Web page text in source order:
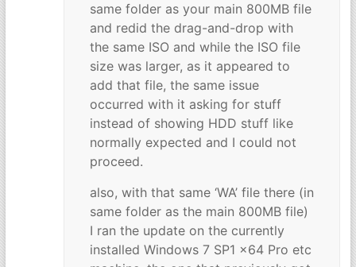
same folder as your main 800MB file
and redid the drag-and-drop with
the same ISO and while the ISO file
size was larger, as it appeared to
add that file, the same issue
occurred with it asking for stuff
instead of showing HDD stuff like
normally expected and I could not
proceed.
also, with that same ‘WA’ file there (in
same folder as the main 800MB file)
I ran the update on the currently
installed Windows 7 SP1 x64 Pro etc